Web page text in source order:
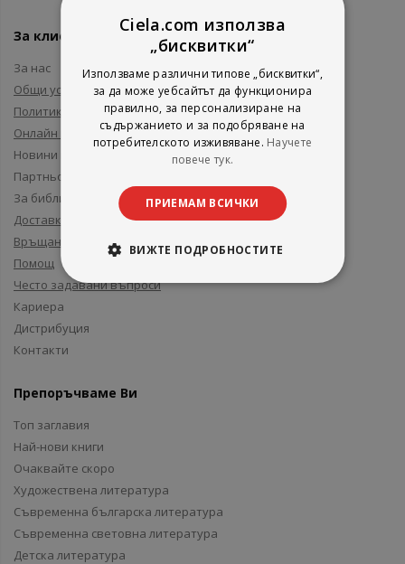
За клиенти
За нас
Общи условия
Политика за поверителност
Онлайн решаване на спорове
Новини и събития
Партньори и приятели
За библиотеки
Доставка
Връщане
Помощ
Често задавани въпроси
Кариера
Дистрибуция
Контакти
Препоръчваме Ви
Топ заглавия
Най-нови книги
Очаквайте скоро
Художествена литература
Съвременна българска литература
Съвременна световна литература
Детска литература
Ciela.com използва
„бисквитки“
Използваме различни типове „бисквитки“,
за да може уебсайтът да функционира
правилно, за персонализиране на
съдържанието и за подобряване на
потребителското изживяване. Научете
повече тук.
ПРИЕМАМ ВСИЧКИ
ВИЖТЕ ПОДРОБНОСТИТЕ